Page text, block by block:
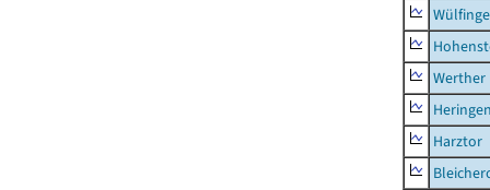
Werther
Harztor